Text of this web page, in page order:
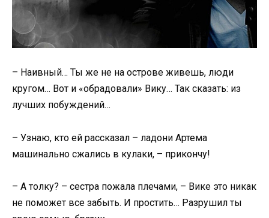
– Наивный… Ты же не на острове живешь, люди
кругом… Вот и «обрадовали» Вику… Так сказать: из
лучших побуждений…
– Узнаю, кто ей рассказал – ладони Артема
машинально сжались в кулаки, – прикончу!
– А толку? – сестра пожала плечами, – Вике это никак
не поможет все забыть. И простить… Разрушил ты